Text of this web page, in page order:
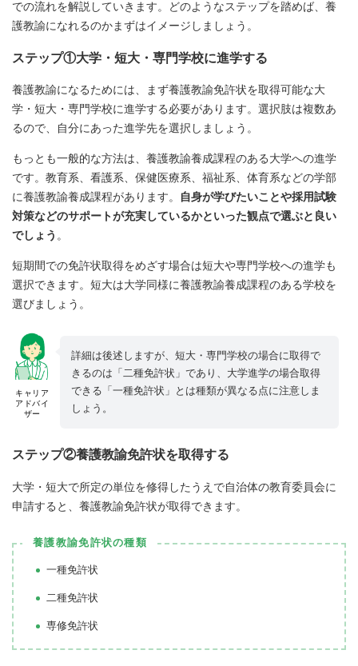
での流れを解説していきます。どのようなステップを踏めば、養
護教諭になれるのかまずはイメージしましょう。
ステップ①大学・短大・専門学校に進学する
養護教諭になるためには、まず養護教諭免許状を取得可能な大
学・短大・専門学校に進学する必要があります。選択肢は複数あ
るので、自分にあった進学先を選択しましょう。
もっとも一般的な方法は、養護教諭養成課程のある大学への進学
です。教育系、看護系、保健医療系、福祉系、体育系などの学部
に養護教諭養成課程があります。
自身が学びたいことや採用試験
対策などのサポートが充実しているかといった観点で選ぶと良い
でしょう 。
短期間での免許状取得をめざす場合は短大や専門学校への進学も
選択できます。短大は大学同様に養護教諭養成課程のある学校を
選びましょう。
キャリア
アドバイ
ザー
詳細は後述しますが、短大・専門学校の場合に取得で
きるのは「二種免許状」であり、大学進学の場合取得
できる「一種免許状」とは種類が異なる点に注意しま
しょう。
ステップ②養護教諭免許状を取得する
大学・短大で所定の単位を修得したうえで自治体の教育委員会に
申請すると、養護教諭免許状が取得できます。
養護教諭免許状の種類
一種免許状
二種免許状
専修免許状